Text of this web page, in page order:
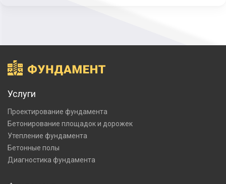
Услуги
Проектирование фундамента
Бетонирование площадок и дорожек
Утепление фундамента
Бетонные полы
Диагностика фундамента